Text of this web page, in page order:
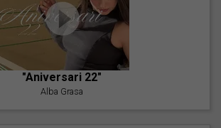
"Aniversari 22"
Alba Grasa